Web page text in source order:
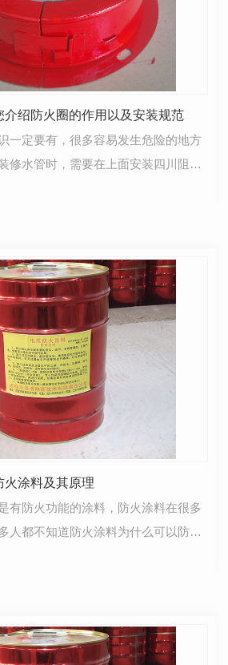
介绍防火圈的作用以及安装规范
一定要有，很多容易发生危险的地方
修水管时，需要在上面安装四川阻火
免遭受火灾。而在高层生活，更…
火涂料及其原理
有防火功能的涂料，防火涂料在很多
人都不知道防火涂料为什么可以防
料组成大有讲究。下面品牌排行网…